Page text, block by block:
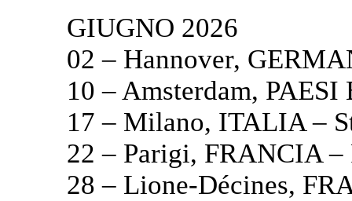
GIUGNO 2026
02 – Hannover,
10 – Amsterdam,
17 – Milano, ITALIA –
22 – Parigi, FRANCIA –
28 – Lione-Décines,